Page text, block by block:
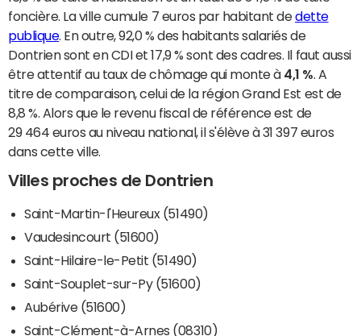
foncière. La ville cumule 7 euros par habitant dedette
publique. En outre, 92,0 % des habitants salariés de
Dontrien sont en CDI et 17,9 % sont des cadres. Il faut aussi
être attentif au taux de chômage qui monte à 4,1 %. A
titre de comparaison, celui de la région Grand Est est de
8,8 %. Alors que le revenu fiscal de référence est de
29 464 euros au niveau national, il s'élève à 31 397 euros
dans cette ville.
Villes proches de Dontrien
Saint-Martin-l'Heureux (51490)
Vaudesincourt (51600)
Saint-Hilaire-le-Petit (51490)
Saint-Souplet-sur-Py (51600)
Aubérive (51600)
Saint-Clément-à-Arnes (08310)